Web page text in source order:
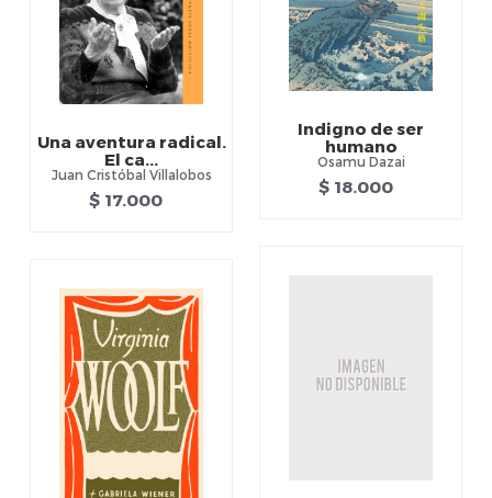
Una aventura radical.
El ca...
Juan Cristóbal Villalobos
$ 17.000
Indigno de ser
humano
Osamu Dazai
$ 18.000